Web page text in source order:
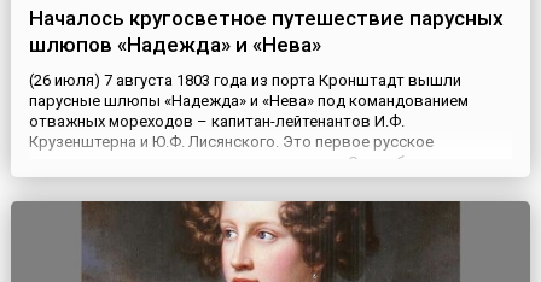
Началось кругосветное путешествие парусных
шлюпов «Надежда» и «Нева»
(26 июля) 7 августа 1803 года из порта Кронштадт вышли
парусные шлюпы «Надежда» и «Нева» под командованием
отважных мореходов – капитан-лейтенантов И.Ф.
Крузенштерна и Ю.Ф. Лисянского. Это первое русское
кругосветное плаванье длилось три года. Суда обогнули мыс
Горн, прошли Тихий океан, побывали на множестве островов, в
Японии, Китае, на Аляске, Камчатке и Сахалине. Этим
путешествием в 1803 го...